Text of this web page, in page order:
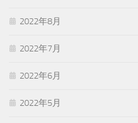
2022年8月
2022年7月
2022年6月
2022年5月